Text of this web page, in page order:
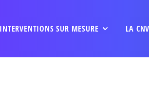
SUR MESURE LA CNV